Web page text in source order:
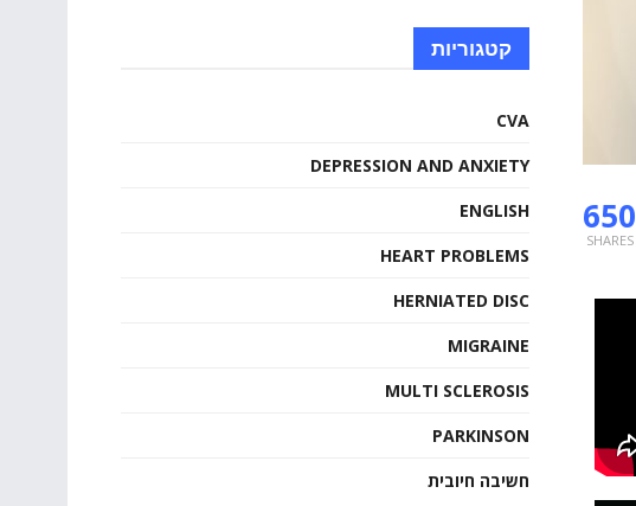
650
SHARES
קטגוריות
CVA
DEPRESSION AND ANXIETY
ENGLISH
HEART PROBLEMS
HERNIATED DISC
MIGRAINE
MULTI SCLEROSIS
PARKINSON
חשיבה חיובית